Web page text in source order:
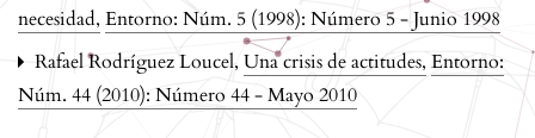
necesidad, Entorno: Núm. 5 (1998): Número 5 - Junio 1998
Rafael Rodríguez Loucel, Una crisis de actitudes, Entorno:
Núm. 44 (2010): Número 44 - Mayo 2010